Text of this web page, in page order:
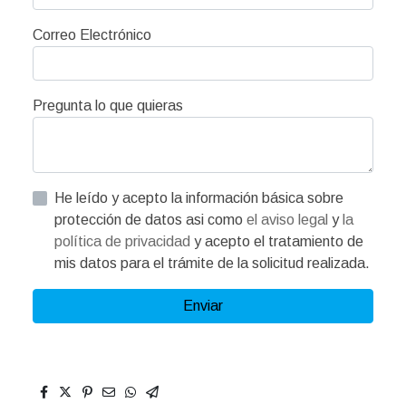
Correo Electrónico
Pregunta lo que quieras
He leído y acepto la información básica sobre
protección de datos asi como el aviso legal y la
política de privacidad y acepto el tratamiento de
mis datos para el trámite de la solicitud realizada.
Enviar